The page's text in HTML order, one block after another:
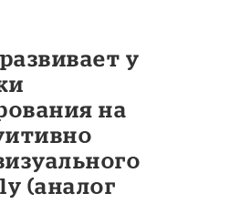
у
на
(аналог